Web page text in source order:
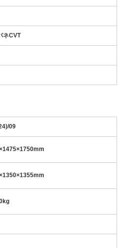
ネCVT
09
1475×1750mm
1350×1355mm
kg